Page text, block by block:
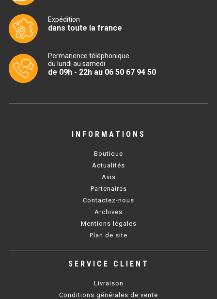
CUISINIÈRE 600 GAZ
CUISINIÈRE 900 GAZ
CUISINIÈRE 700 ÉLECTRIQUE
BAIN MARIE SÉRIE UOC
BAIN MARIE 600 ÉLECTRIQUE
BAIN MARIE 700 ÉLECTRIQUE
BAIN MARIE 900 ÉLECTRIQUE
CHAUFFE FRITES
Expédition
dans toute la france
Permanence téléphonique
du lundi au samedi
de 09h - 22h au 06 50 67 94 50
INFORMATIONS
Boutique
Actualités
Avis
Partenaires
Contactez-nous
Archives
Mentions légales
Plan de site
SERVICE CLIENT
Livraison
Conditions générales de vente